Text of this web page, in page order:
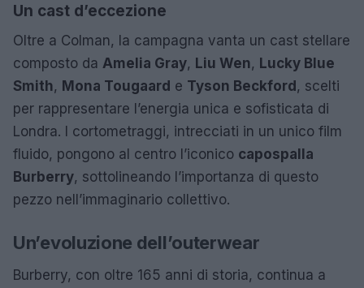
Un cast d’eccezione
Oltre a Colman, la campagna vanta un cast stellare
composto da Amelia Gray, Liu Wen, Lucky Blue
Smith, Mona Tougaard e Tyson Beckford, scelti
per rappresentare l’energia unica e sofisticata di
Londra. I cortometraggi, intrecciati in un unico film
fluido, pongono al centro l’iconico capospalla
Burberry, sottolineando l’importanza di questo
pezzo nell’immaginario collettivo.
Un’evoluzione dell’outerwear
Burberry, con oltre 165 anni di storia, continua a